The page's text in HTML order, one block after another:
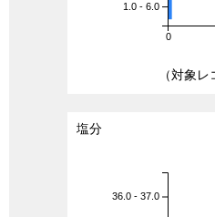
0
1.0 - 6.0
（対象レ
塩分
36.0 - 37.0